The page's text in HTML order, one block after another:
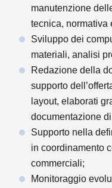
manutenzione
tecnica, normativa
Sviluppo dei
materiali, analisi
Redazione della
supporto
layout, elaborati
documentazione
Supporto nella
in coordinamento
commerciali;
Monitoraggio